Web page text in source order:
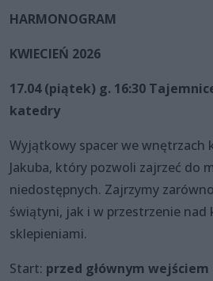
HARMONOGRAM
KWIECIEŃ 2026
17.04 (piątek) g. 16:30
katedry
Wyjątkowy spacer we wnętrzach
Jakuba, który pozwoli zajrzeć do
niedostępnych. Zajrzymy
świątyni, jak i w przestrzenie nad
sklepieniami.
Start: przed głównym